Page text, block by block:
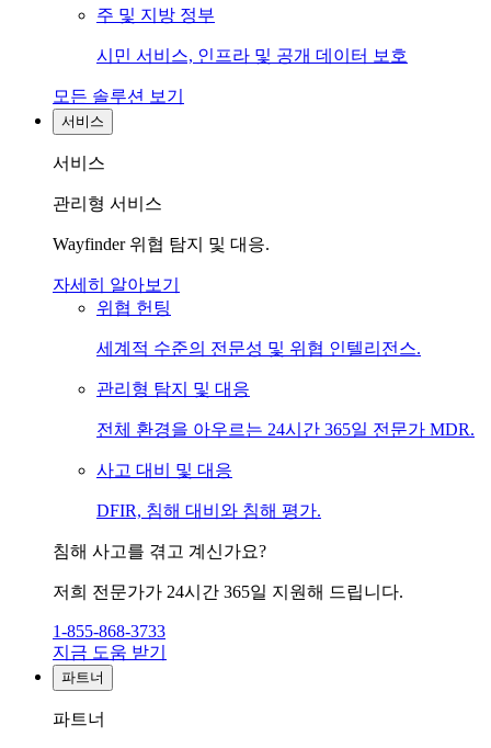
주 및 지방 정부
시민 서비스, 인프라 및 공개 데이터 보호
모든 솔루션 보기
서비스
서비스
관리형 서비스
Wayfinder 위협 탐지 및 대응.
자세히 알아보기
위협 헌팅
세계적 수준의 전문성 및 위협 인텔리전스.
관리형 탐지 및 대응
전체 환경을 아우르는 24시간 365일 전문가 MDR.
사고 대비 및 대응
DFIR, 침해 대비와 침해 평가.
침해 사고를 겪고 계신가요?
저희 전문가가 24시간 365일 지원해 드립니다.
1-855-868-3733
지금 도움 받기
파트너
파트너